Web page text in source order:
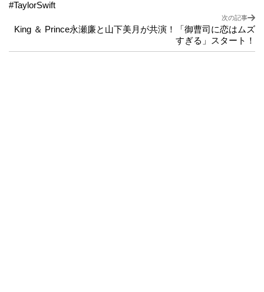
#TaylorSwift
次の記事
King ＆ Prince永瀬廉と山下美月が共演！「御曹司に恋はムズ
すぎる」スタート！